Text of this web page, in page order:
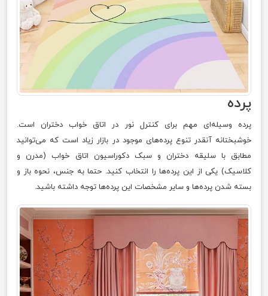
پرده
پرده وسیله‌ای مهم برای کنترل نور در اتاق خواب دختران است.
خوشبختانه آنقدر تنوع پرده‌های موجود در بازار زیاد است که می‌توانید
مطابق با سلیقه دختران و سبک دکوراسیون اتاق خواب (مدرن و
کلاسیک) یکی از این پرده‌ها را انتخاب کنید. حتما به جنس، نحوه باز و
بسته شدن پرده‌ها و سایر مشخصات این پرده‌ها توجه داشته باشید.